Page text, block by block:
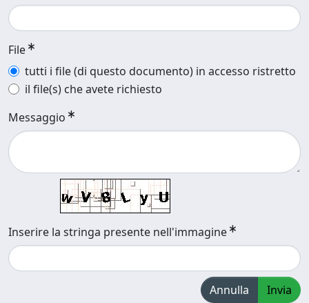
File
tutti i file (di questo documento) in accesso ristretto
il file(s) che avete richiesto
Messaggio
Inserire la stringa presente nell'immagine
Annulla Invia